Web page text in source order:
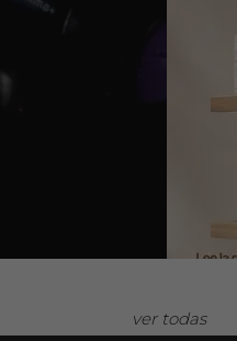
ver todas